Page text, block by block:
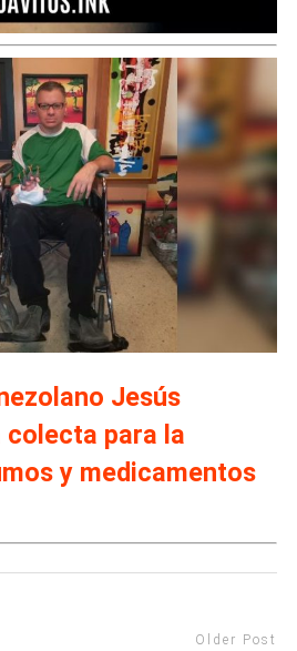
Jesús
colecta para la
y medicamentos
Older Post